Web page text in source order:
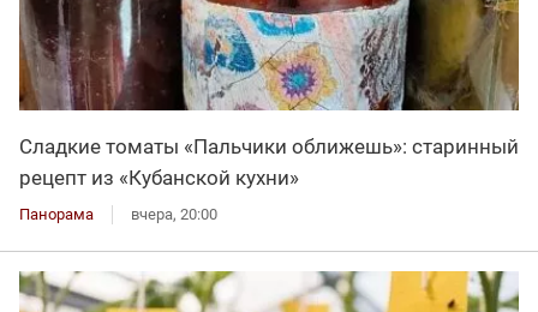
Сладкие томаты «Пальчики оближешь»: старинный
рецепт из «Кубанской кухни»
Панорама вчера, 20:00